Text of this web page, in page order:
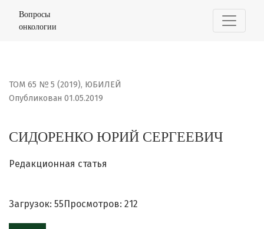
Вопросы
онкологии
ТОМ 65 № 5 (2019), ЮБИЛЕЙ
СИДОРЕНКО ЮРИЙ СЕРГЕЕВИЧ
Опубликован 01.05.2019
Редакционная статья
Загрузок: 55 Просмотров: 212